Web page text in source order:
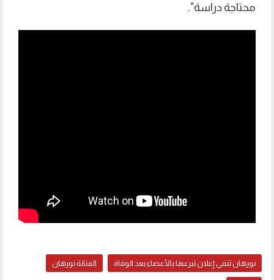
محتاجة دراسة".
نورهان تنفي إعلان تبرعها بالأعضاء بعد الوفاة الفنانة نورهان